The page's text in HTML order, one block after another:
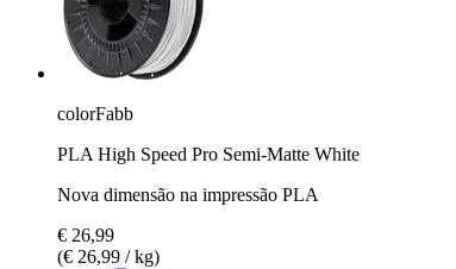
colorFabb
PLA High Speed Pro Semi-Matte White
Nova dimensão na impressão PLA
€ 26,99
(€ 26,99 / kg)